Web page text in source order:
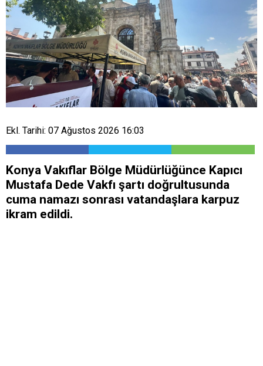
Ekl. Tarihi: 07 Ağustos 2026 16:03
Konya Vakıflar Bölge Müdürlüğünce Kapıcı
Mustafa Dede Vakfı şartı doğrultusunda
cuma namazı sonrası vatandaşlara karpuz
ikram edildi.